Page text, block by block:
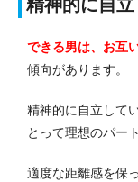
精神的に自
できる男は、お互
傾向があります。
精神的に自立して
とって理想のパー
適度な距離感を保